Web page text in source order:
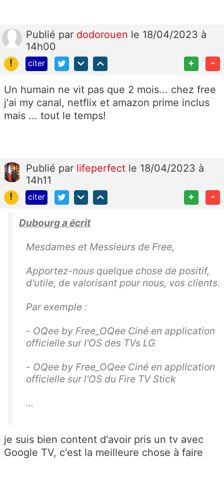
Publié par dodorouen le 18/04/2023 à
14h00
!
citer + -
Un humain ne vit pas que 2 mois... chez free
j'ai my canal, netflix et amazon prime inclus
mais ... tout le temps!
Publié par lifeperfect le 18/04/2023 à
14h11
!
citer + -
Dubourg a écrit
Mesdames et Messieurs de Free,
Apportez-nous quelque chose de positif,
d'utile, de valorisant pour nous, vos clients.
Par exemple :
- OQee by Free_OQee Ciné en application
officielle sur l'OS des TVs LG
- OQee by Free_OQee Ciné en application
officielle sur l'OS du Fire TV Stick
...
je suis bien content d'avoir pris un tv avec
Google TV, c'est la meilleure chose à faire